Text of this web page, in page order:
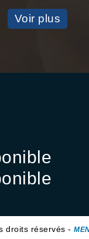
Voir plus
droits réservés -